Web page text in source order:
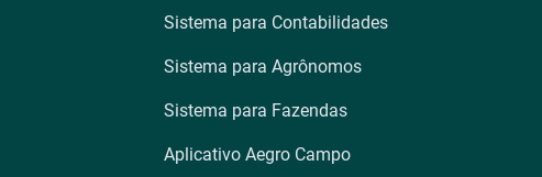
Sistema para Contabilidades
Sistema para Agrônomos
Sistema para Fazendas
Aplicativo Aegro Campo